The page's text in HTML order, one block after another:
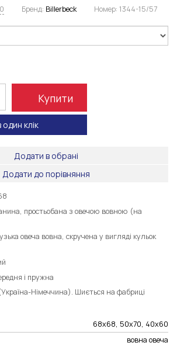
Бренд: Billerbeck Номер: 1344-15/57
Купити
один клік
Додати в обрані
Додати до порівняння
простьобана з овечою вовною (на
овеча вовна, скручена у вигляді кульок
і пружна
Німеччина). Шиється на фабриці
68х68, 50х70, 40х60
вовна овеча